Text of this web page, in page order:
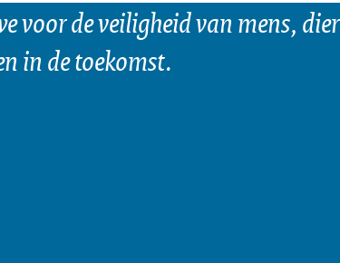
voor de veiligheid van mens, dier
in de toekomst.